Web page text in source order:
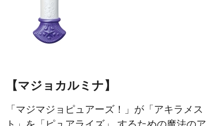
【マジョカルミナ】
「マジマジョピュアーズ！」が「アキラメス